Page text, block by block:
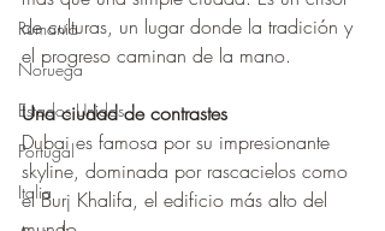
Rumania
Noruega
Estados Unidos
Portugal
Italia
de culturas, un lugar donde la tradición y
el progreso caminan de la mano.
Una ciudad de contrastes
Dubai es famosa por su impresionante
skyline, dominada por rascacielos como
el Burj Khalifa, el edificio más alto del